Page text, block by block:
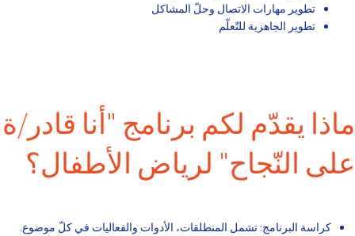
تطوير مهارات الاتصال وحلّ المشاكل
تطوير الجاهزية للتّعلّم
ماذا يقدّم لكم برنامج "أنا قادر/ة
على النّجاح" لرياض الأطفال؟
كراسة البرنامج: تشمل المنطلقات، الأدوات والفعاليات في كلّ موضوع.